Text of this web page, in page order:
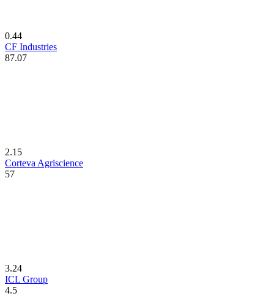
0.44
CF Industries
87.07
2.15
Corteva Agriscience
57
3.24
ICL Group
4.5